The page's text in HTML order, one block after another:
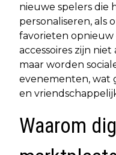
nieuwe spelers die
personaliseren, als
favorieten
accessoires zijn
maar worden
evenementen, wat
en
Waarom